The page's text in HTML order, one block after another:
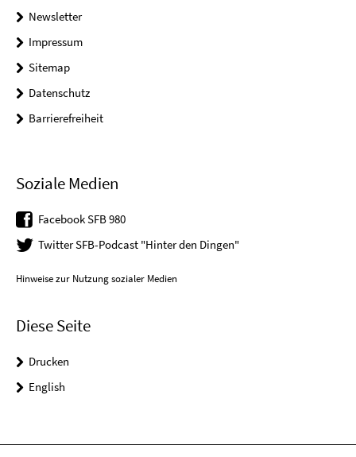
Newsletter
Impressum
Sitemap
Datenschutz
Barrierefreiheit
Soziale Medien
Facebook SFB 980
Twitter SFB-Podcast "Hinter den Dingen"
Hinweise zur Nutzung sozialer Medien
Diese Seite
Drucken
English